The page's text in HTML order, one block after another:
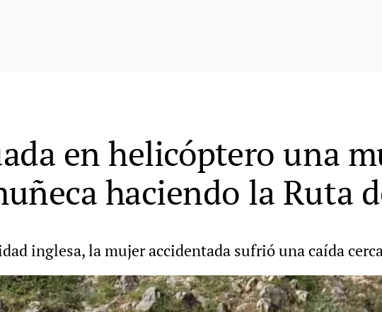
en helicóptero una
haciendo la Ruta
inglesa, la mujer accidentada sufrió una caída